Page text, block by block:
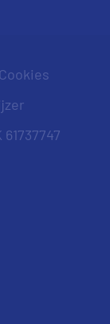
Cookies
61737747